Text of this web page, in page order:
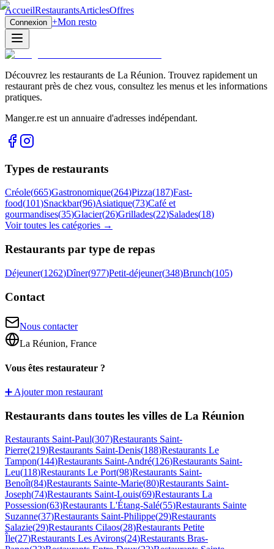
AccueilRestaurantsArticlesOffres
Connexion +Mon resto
Découvrez les restaurants de La Réunion. Trouvez rapidement un
restaurant près de chez vous, consultez les menus et les informations
pratiques.
Manger.re est un annuaire d'adresses indépendant.
Types de restaurants
Créole(665)Gastronomique(264)Pizza(187)Fast-
food(101)Snackbar(96)Asiatique(73)Café et
gourmandises(35)Glacier(26)Grillades(22)Salades(18)
Voir toutes les catégories →
Restaurants par type de repas
Déjeuner(1262)Dîner(977)Petit-déjeuner(348)Brunch(105)
Contact
Nous contacter
La Réunion, France
Vous êtes restaurateur ?
➕ Ajouter mon restaurant
Restaurants dans toutes les villes de La Réunion
Restaurants Saint-Paul(307)Restaurants Saint-
Pierre(219)Restaurants Saint-Denis(188)Restaurants Le
Tampon(144)Restaurants Saint-André(126)Restaurants Saint-
Leu(118)Restaurants Le Port(98)Restaurants Saint-
Benoît(84)Restaurants Sainte-Marie(80)Restaurants Saint-
Joseph(74)Restaurants Saint-Louis(69)Restaurants La
Possession(63)Restaurants L'Étang-Salé(55)Restaurants Sainte
Suzanne(37)Restaurants Saint-Philippe(29)Restaurants
Salazie(29)Restaurants Cilaos(28)Restaurants Petite
Île(27)Restaurants Les Avirons(24)Restaurants Bras-